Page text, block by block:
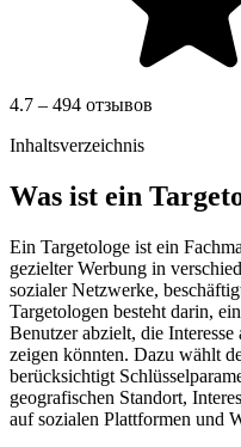
4.7 – 494 отзывов
Inhaltsverzeichnis
Was ist ein
Ein Targetologe ist ein
gezielter Werbung in
sozialer Netzwerke,
Targetologen besteht darin,
Benutzer abzielt, die
zeigen könnten. Dazu wählt
berücksichtigt
geografischen Standort,
auf sozialen Plattformen und